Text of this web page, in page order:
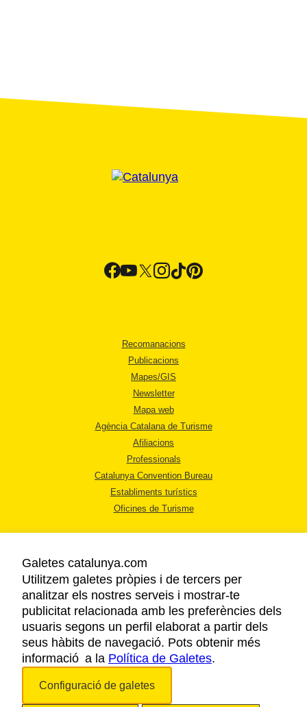
Recomanacions
Publicacions
Mapes/GIS
Newsletter
Mapa web
Agència Catalana de Turisme
Afiliacions
Professionals
Catalunya Convention Bureau
Establiments turístics
Oficines de Turisme
AVÍS LEGAL
POLÍTICA DE PRIVACITAT
COOKIES
ACCESSIBILITAT
Galetes catalunya.com
Utilitzem galetes pròpies i de tercers per
analitzar els nostres serveis i mostrar-te
publicitat relacionada amb les preferències dels
usuaris segons un perfil elaborat a partir dels
seus hàbits de navegació. Pots obtenir més
informació a la Política de Galetes.
Configuració de galetes